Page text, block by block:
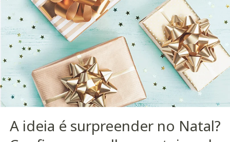
A ideia é surpreender no Natal?